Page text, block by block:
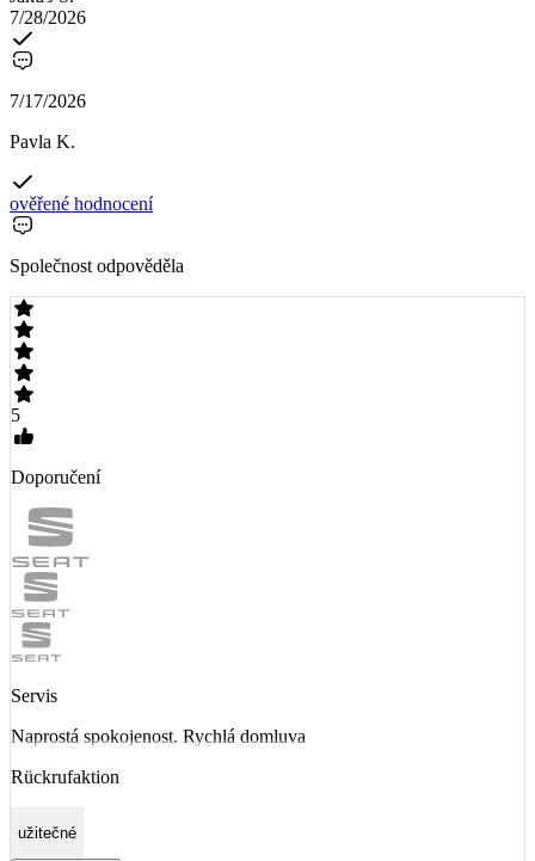
7/28/2026
7/17/2026
Pavla K.
ověřené hodnocení
Společnost odpověděla
5
Doporučení
Servis
Naprostá spokojenost. Rychlá domluva
Rückrufaktion
užitečné